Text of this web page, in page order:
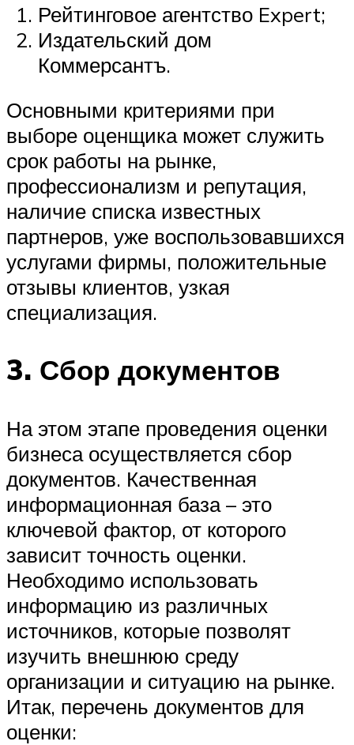
Рейтинговое агентство Expert;
Издательский дом
Коммерсантъ.
Основными критериями при
выборе оценщика может служить
срок работы на рынке,
профессионализм и репутация,
наличие списка известных
партнеров, уже воспользовавшихся
услугами фирмы, положительные
отзывы клиентов, узкая
специализация.
3. Сбор документов
На этом этапе проведения оценки
бизнеса осуществляется сбор
документов. Качественная
информационная база – это
ключевой фактор, от которого
зависит точность оценки.
Необходимо использовать
информацию из различных
источников, которые позволят
изучить внешнюю среду
организации и ситуацию на рынке.
Итак, перечень документов для
оценки: